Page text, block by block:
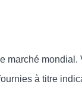
marché
à titre